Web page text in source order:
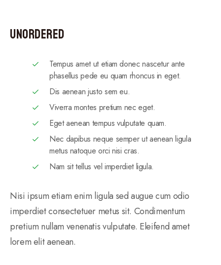
Unordered
Tempus amet ut etiam donec nascetur ante
phasellus pede eu quam rhoncus in eget.
Dis aenean justo sem eu.
Viverra montes pretium nec eget.
Eget aenean tempus vulputate quam.
Nec dapibus neque semper ut aenean ligula
metus natoque orci nisi cras.
Nam sit tellus vel imperdiet ligula.
Nisi ipsum etiam enim ligula sed augue cum odio
imperdiet consectetuer metus sit. Condimentum
pretium nullam venenatis vulputate. Eleifend amet
lorem elit aenean.